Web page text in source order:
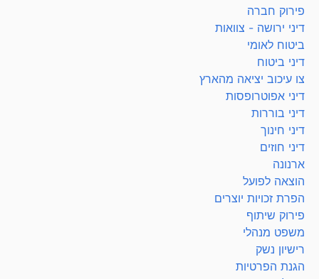
פירוק חברה
דיני ירושה - צוואות
ביטוח לאומי
דיני ביטוח
צו עיכוב יציאה מהארץ
דיני אפוטרופסות
דיני בוררות
דיני חינוך
דיני חוזים
ארנונה
הוצאה לפועל
הפרת זכויות יוצרים
פירוק שיתוף
משפט מנהלי
רישיון נשק
הגנת הפרטיות